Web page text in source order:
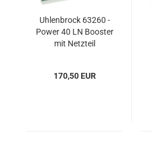
Uhlenbrock 63260 -
Power 40 LN Booster
mit Netzteil
170,50 EUR